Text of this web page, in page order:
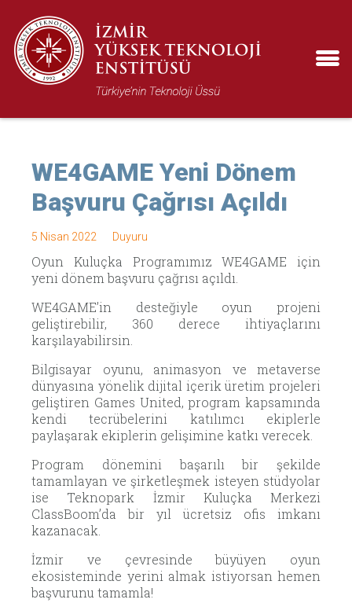
WE4GAME Yeni Dönem
Başvuru Çağrısı Açıldı
5 Nisan 2022 Duyuru
Oyun Kuluçka Programımız WE4GAME için
yeni dönem başvuru çağrısı açıldı.
WE4GAME’in desteğiyle oyun projeni
geliştirebilir, 360 derece ihtiyaçlarını
karşılayabilirsin.
Bilgisayar oyunu, animasyon ve metaverse
dünyasına yönelik dijital içerik üretim projeleri
geliştiren Games United, program kapsamında
kendi tecrübelerini katılımcı ekiplerle
paylaşarak ekiplerin gelişimine katkı verecek.
Program dönemini başarılı bir şekilde
tamamlayan ve şirketleşmek isteyen stüdyolar
ise Teknopark İzmir Kuluçka Merkezi
ClassBoom’da bir yıl ücretsiz ofis imkanı
kazanacak.
İzmir ve çevresinde büyüyen oyun
ekosisteminde yerini almak istiyorsan hemen
başvurunu tamamla!